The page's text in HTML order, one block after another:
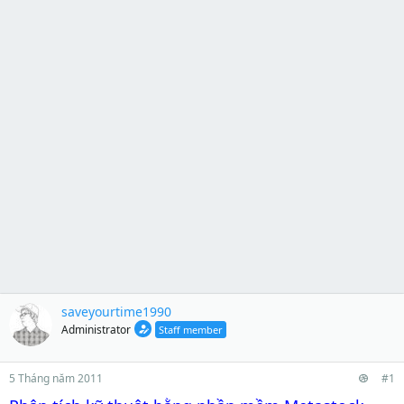
saveyourtime1990
Administrator Staff member
5 Tháng năm 2011 #1